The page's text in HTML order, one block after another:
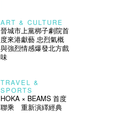
ART & CULTURE
晉城市上黨梆子劇院首
度來港獻藝 忠烈氣概
與強烈情感爆發北方戲
味
TRAVEL &
SPORTS
HOKA × BEAMS 首度
聯乘 重新演繹經典